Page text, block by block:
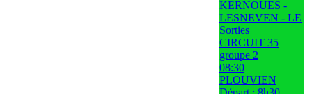
KERNOUES -
LESNEVEN - LE
Sorties
CIRCUIT 35
groupe 2
08:30
PLOUVIEN